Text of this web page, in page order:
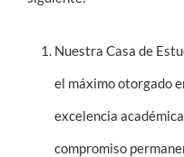
Nuestra Casa de
el máximo otorgado
excelencia
compromiso